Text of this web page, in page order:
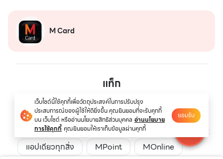
M Card
แท็ก
Eventpass อีเว้นท์พาส
MFriday
MCard
MCardApp
ALLinM
แอปเดียวทุกสิ่ง
MPoint MOnline
เว็บไซต์นี้ใช้คุกกี้เพื่อวัตถุประสงค์ในการปรับปรุง
ประสบการณ์ของผู้ใช้ให้ดียิ่งขึ้น คุณยินยอมที่จะรับคุกกี้
บน เว็บไซต์ หรืออ่านนโยบายสิทธิส่วนบุคคล อ่านนโยบาย
การใช้คุกกี้ คุณยินยอมให้เราเก็บข้อมูลผ่านคุกกี้
ยอมรับ